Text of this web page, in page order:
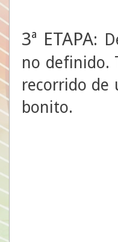
3ª ETAPA:
no definido.
recorrido de
bonito.